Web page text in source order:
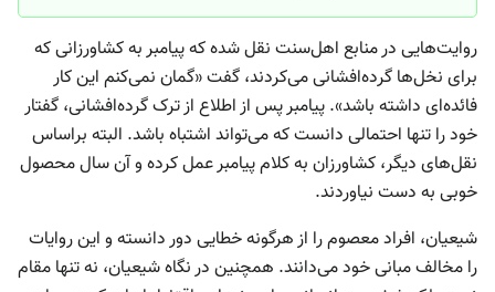
روایت‌هایی در منابع اهل‌سنت نقل شده که پیامبر به کشاورزانی که
برای نخل‌ها گرده‌افشانی می‌کردند، گفت «گمان نمی‌کنم این کار
فائده‌ای داشته باشد». پیامبر پس از اطلاع از ترک گرده‌افشانی، گفتار
خود را تنها احتمالی دانست که می‌تواند اشتباه باشد. البته براساس
نقل‌های دیگر، کشاورزان به کلام پیامبر عمل کرده و آن سال محصول
خوبی به دست نیاوردند.
شیعیان، افراد معصوم را از هرگونه خطایی دور دانسته و این روایات
را مخالف مبانی خود می‌دانند. همچنین در نگاه شیعیان، نه تنها مقام